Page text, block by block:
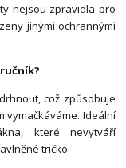
nejsou zpravidla pro
jinými ochrannými
což způsobuje
vymačkáváme. Ideální
které nevytváří
tričko.